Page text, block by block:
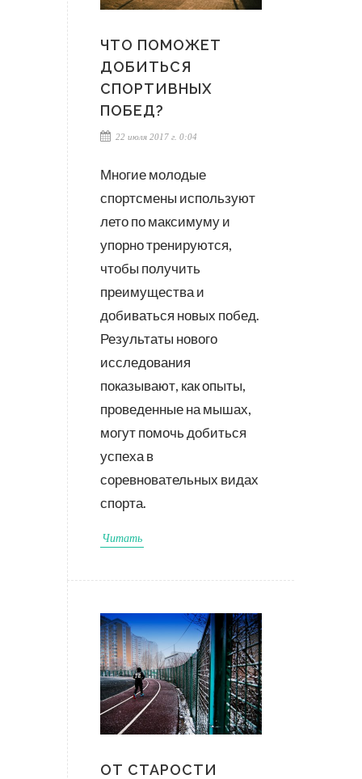
ЧТО ПОМОЖЕТ
ДОБИТЬСЯ
СПОРТИВНЫХ
ПОБЕД?
22 июля 2017 г. 0:04
Многие молодые
спортсмены используют
лето по максимуму и
упорно тренируются,
чтобы получить
преимущества и
добиваться новых побед.
Результаты нового
исследования
показывают, как опыты,
проведенные на мышах,
могут помочь добиться
успеха в
соревновательных видах
спорта.
Читать
ОТ СТАРОСТИ